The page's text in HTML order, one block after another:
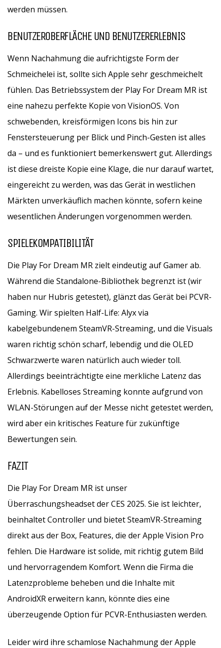
werden müssen.
BENUTZEROBERFLÄCHE UND BENUTZERERLEBNIS
Wenn Nachahmung die aufrichtigste Form der
Schmeichelei ist, sollte sich Apple sehr geschmeichelt
fühlen. Das Betriebssystem der Play For Dream MR ist
eine nahezu perfekte Kopie von VisionOS. Von
schwebenden, kreisförmigen Icons bis hin zur
Fenstersteuerung per Blick und Pinch-Gesten ist alles
da – und es funktioniert bemerkenswert gut. Allerdings
ist diese dreiste Kopie eine Klage, die nur darauf wartet,
eingereicht zu werden, was das Gerät in westlichen
Märkten unverkäuflich machen könnte, sofern keine
wesentlichen Änderungen vorgenommen werden.
SPIELEKOMPATIBILITÄT
Die Play For Dream MR zielt eindeutig auf Gamer ab.
Während die Standalone-Bibliothek begrenzt ist (wir
haben nur Hubris getestet), glänzt das Gerät bei PCVR-
Gaming. Wir spielten Half-Life: Alyx via
kabelgebundenem SteamVR-Streaming, und die Visuals
waren richtig schön scharf, lebendig und die OLED
Schwarzwerte waren natürlich auch wieder toll.
Allerdings beeinträchtigte eine merkliche Latenz das
Erlebnis. Kabelloses Streaming konnte aufgrund von
WLAN-Störungen auf der Messe nicht getestet werden,
wird aber ein kritisches Feature für zukünftige
Bewertungen sein.
FAZIT
Die Play For Dream MR ist unser
Überraschungsheadset der CES 2025. Sie ist leichter,
beinhaltet Controller und bietet SteamVR-Streaming
direkt aus der Box, Features, die der Apple Vision Pro
fehlen. Die Hardware ist solide, mit richtig gutem Bild
und hervorragendem Komfort. Wenn die Firma die
Latenzprobleme beheben und die Inhalte mit
AndroidXR erweitern kann, könnte dies eine
überzeugende Option für PCVR-Enthusiasten werden.
Leider wird ihre schamlose Nachahmung der Apple